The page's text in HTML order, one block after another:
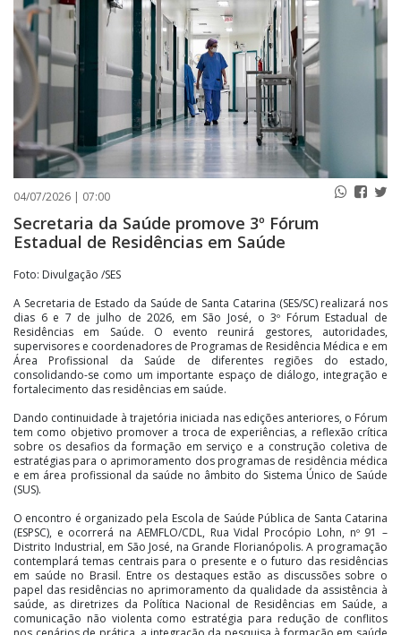
04/07/2026 | 07:00
Secretaria da Saúde promove 3º Fórum
Estadual de Residências em Saúde
Foto: Divulgação /SES
A Secretaria de Estado da Saúde de Santa Catarina (SES/SC) realizará nos
dias 6 e 7 de julho de 2026, em São José, o 3º Fórum Estadual de
Residências em Saúde. O evento reunirá gestores, autoridades,
supervisores e coordenadores de Programas de Residência Médica e em
Área Profissional da Saúde de diferentes regiões do estado,
consolidando-se como um importante espaço de diálogo, integração e
fortalecimento das residências em saúde.
Dando continuidade à trajetória iniciada nas edições anteriores, o Fórum
tem como objetivo promover a troca de experiências, a reflexão crítica
sobre os desafios da formação em serviço e a construção coletiva de
estratégias para o aprimoramento dos programas de residência médica
e em área profissional da saúde no âmbito do Sistema Único de Saúde
(SUS).
O encontro é organizado pela Escola de Saúde Pública de Santa Catarina
(ESPSC), e ocorrerá na AEMFLO/CDL, Rua Vidal Procópio Lohn, nº 91 –
Distrito Industrial, em São José, na Grande Florianópolis. A programação
contemplará temas centrais para o presente e o futuro das residências
em saúde no Brasil. Entre os destaques estão as discussões sobre o
papel das residências no aprimoramento da qualidade da assistência à
saúde, as diretrizes da Política Nacional de Residências em Saúde, a
comunicação não violenta como estratégia para redução de conflitos